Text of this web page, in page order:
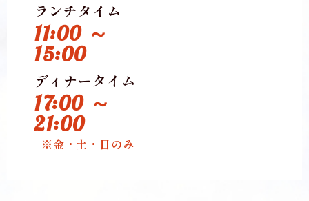
ランチタイム
11:00 ～
15:00
ディナータイム
17:00 ～
21:00
※金・土・日のみ